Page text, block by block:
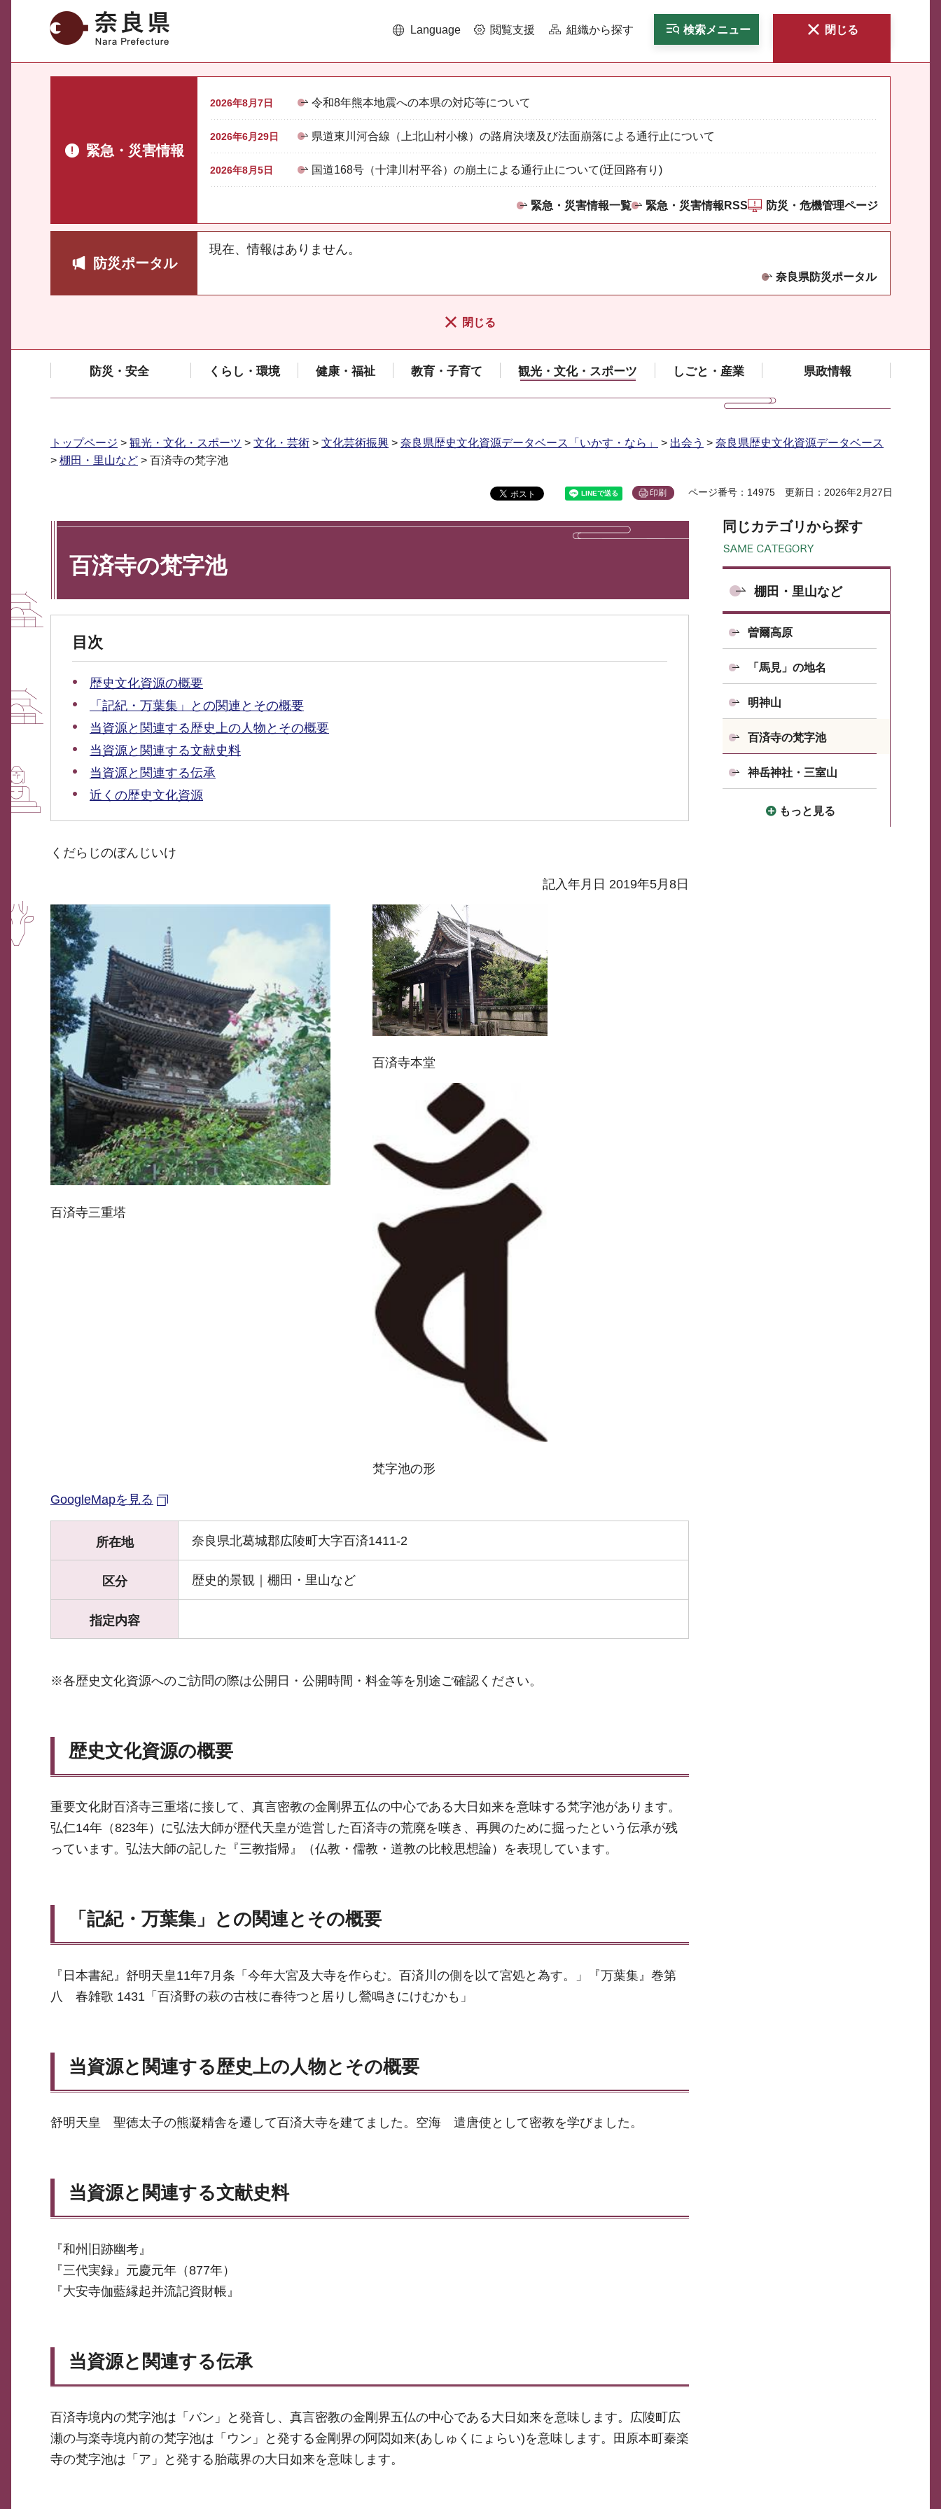
奈良県 Language 閲覧支援 組織から探す 検索メニュー 閉じる
緊急・災害情報
2026年8月7日 令和8年熊本地震への本県の対応等について
2026年6月29日 県道東川河合線（上北山村小橡）の路肩決壊及び法面崩落による通行止について
2026年8月5日 国道168号（十津川村平谷）の崩土による通行止について(迂回路有り)
緊急・災害情報一覧 緊急・災害情報RSS 防災・危機管理ページ
防災ポータル
現在、情報はありません。
奈良県防災ポータル
閉じる
防災・安全 くらし・環境 健康・福祉 教育・子育て 観光・文化・スポーツ しごと・産業 県政情報
トップページ > 観光・文化・スポーツ > 文化・芸術 > 文化芸術振興 > 奈良県歴史文化資源データベース「いかす・なら」 > 出会う > 奈良県歴史文化資源データベース
> 棚田・里山など > 百済寺の梵字池
印刷 ページ番号：14975 更新日：2026年2月27日
百済寺の梵字池
目次
歴史文化資源の概要
「記紀・万葉集」との関連とその概要
当資源と関連する歴史上の人物とその概要
当資源と関連する文献史料
当資源と関連する伝承
近くの歴史文化資源
くだらじのぼんじいけ
記入年月日 2019年5月8日
百済寺三重塔
百済寺本堂
梵字池の形
GoogleMapを見る
所在地 奈良県北葛城郡広陵町大字百済1411-2
区分 歴史的景観｜棚田・里山など
指定内容
※各歴史文化資源へのご訪問の際は公開日・公開時間・料金等を別途ご確認ください。
歴史文化資源の概要
重要文化財百済寺三重塔に接して、真言密教の金剛界五仏の中心である大日如来を意味する梵字池があります。
弘仁14年（823年）に弘法大師が歴代天皇が造営した百済寺の荒廃を嘆き、再興のために掘ったという伝承が残
っています。弘法大師の記した『三教指帰』（仏教・儒教・道教の比較思想論）を表現しています。
「記紀・万葉集」との関連とその概要
『日本書紀』舒明天皇11年7月条「今年大宮及大寺を作らむ。百済川の側を以て宮処と為す。」『万葉集』巻第
八 春雑歌 1431「百済野の萩の古枝に春待つと居りし鶯鳴きにけむかも」
当資源と関連する歴史上の人物とその概要
舒明天皇 聖徳太子の熊凝精舎を遷して百済大寺を建てました。空海 遣唐使として密教を学びました。
当資源と関連する文献史料
『和州旧跡幽考』
『三代実録』元慶元年（877年）
『大安寺伽藍縁起并流記資財帳』
当資源と関連する伝承
百済寺境内の梵字池は「バン」と発音し、真言密教の金剛界五仏の中心である大日如来を意味します。広陵町広
瀬の与楽寺境内前の梵字池は「ウン」と発する金剛界の阿閦如来(あしゅくにょらい)を意味します。田原本町秦楽
寺の梵字池は「ア」と発する胎蔵界の大日如来を意味します。
同じカテゴリから探す
棚田・里山など
曽爾高原
「馬見」の地名
明神山
百済寺の梵字池
神岳神社・三室山
もっと見る